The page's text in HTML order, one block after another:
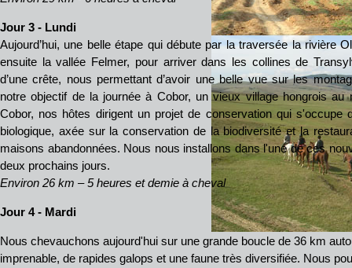
Jour 3 - Lundi
Aujourd’hui, une belle étape qui débute par la traversée la rivière
ensuite la vallée Felmer, pour arriver dans les collines de
d’une crête, nous permettant d’avoir une belle vue sur les
notre objectif de la journée à Cobor, un vieux village hongrois au
Cobor, nos hôtes dirigent un projet de conservation qui s'occupe
biologique, axée sur la conservation de la biodiversité et la
maisons abandonnées. Nous nous installons dans l'une de ces
deux prochains jours.
Environ 26 km – 5 heures et demie à cheval
Jour 4 - Mardi
Nous chevauchons aujourd'hui sur une grande boucle de 36 km
imprenable, de rapides galops et une faune très diversifiée. Nous